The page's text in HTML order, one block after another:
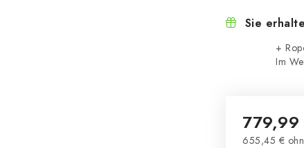
Sie
+
Im
655,45 €